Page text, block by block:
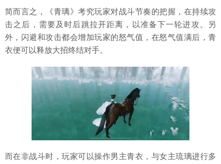
简而言之，《青璃》考究玩家对战斗节奏的把握，在持续攻
击之后，需要及时后跳拉开距离，以准备下一轮进攻。另
外，闪避和攻击都会增加玩家的怒气值，在怒气值满后，青
衣便可以释放大招终结对手。
而在非战斗时，玩家可以操作男主青衣，与女主琉璃进行多